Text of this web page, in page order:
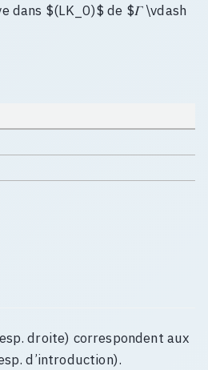
dans $(LK_0)$ de $𝛤 \vdash
droite) correspondent aux
d’introduction).